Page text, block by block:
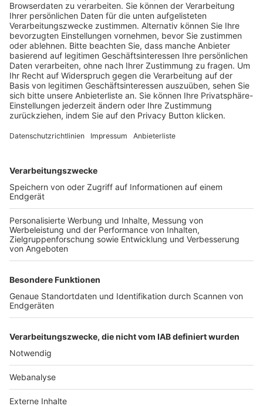
Trainerausbildung
Schulungsangebot Vereinsmitarbeiter
BFV-Geschäftsstellen
Trainerbörse
Login SpielPlus
FOLGE DEM BFV
TOP-VEREINE
TOP-PARTNER
Nutzungsbedingungen Datenschutz Impressum